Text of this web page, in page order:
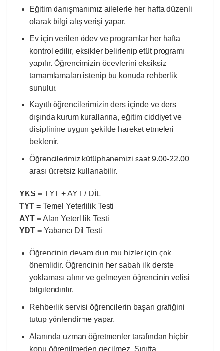
Eğitim danışmanımız ailelerle her hafta düzenli
olarak bilgi alış verişi yapar.
Ev için verilen ödev ve programlar her hafta
kontrol edilir, eksikler belirlenip etüt programı
yapılır. Öğrencimizin ödevlerini eksiksiz
tamamlamaları istenip bu konuda rehberlik
sunulur.
Kayıtlı öğrencilerimizin ders içinde ve ders
dışında kurum kurallarına, eğitim ciddiyet ve
disiplinine uygun şekilde hareket etmeleri
beklenir.
Öğrencilerimiz kütüphanemizi saat 9.00-22.00
arası ücretsiz kullanabilir.
YKS = TYT + AYT / DİL
TYT = Temel Yeterlilik Testi
AYT =Alan Yeterlilik Testi
YDT = Yabancı Dil Testi
Öğrencinin devam durumu bizler için çok
önemlidir. Öğrencinin her sabah ilk derste
yoklaması alınır ve gelmeyen öğrencinin velisi
bilgilendirilir.
Rehberlik servisi öğrencilerin başarı grafiğini
tutup yönlendirme yapar.
Alanında uzman öğretmenler tarafından hiçbir
konu öğrenilmeden geçilmez. Sınıfta